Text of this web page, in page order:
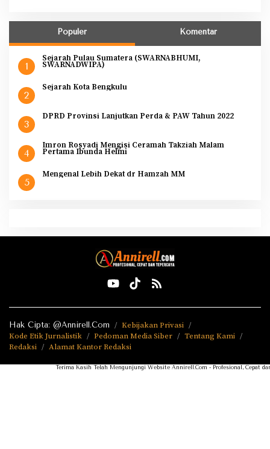
Populer Komentar
1
Sejarah Pulau Sumatera (SWARNABHUMI,
SWARNADWIPA)
2
Sejarah Kota Bengkulu
3
DPRD Provinsi Lanjutkan Perda & PAW Tahun 2022
4
Imron Rosyadi Mengisi Ceramah Takziah Malam
Pertama Ibunda Helmi
5
Mengenal Lebih Dekat dr Hamzah MM
Hak Cipta: @Annirell.Com
Kebijakan Privasi
Kode Etik Jurnalistik
Pedoman Media Siber
Tentang Kami
Redaksi
Alamat Kantor Redaksi
Terima Kasih Telah Mengunjungi Website Annirell.Com - Profesional, Cepat dan